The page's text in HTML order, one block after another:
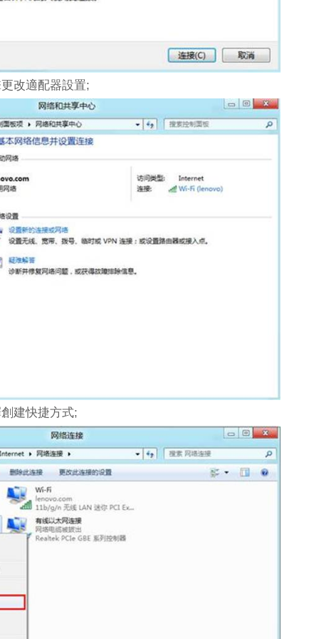
改適配器設置;
建快捷方式;